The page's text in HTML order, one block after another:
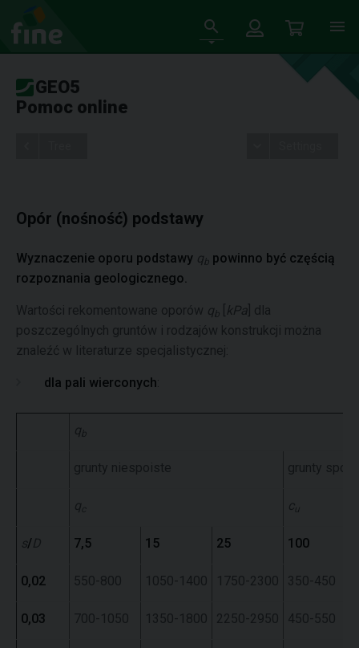
GEO5
Pomoc online
Opór (nośność) podstawy
Wyznaczenie oporu podstawy qb powinno być częścią
rozpoznania geologicznego.
Wartości rekomentowane oporów qb kPa ] dla
poszczególnych gruntów i rodzajów konstrukcji można
znaleźć w literaturze specjalistycznej:
dla pali wierconych
q b
grunty niespoiste grunty
q c u
s/D 7,5 15 25 100
0,02 550-800 1050-1400 1750-2300 350-450
0,03 700-1050 1350-1800 2250-2950 450-550